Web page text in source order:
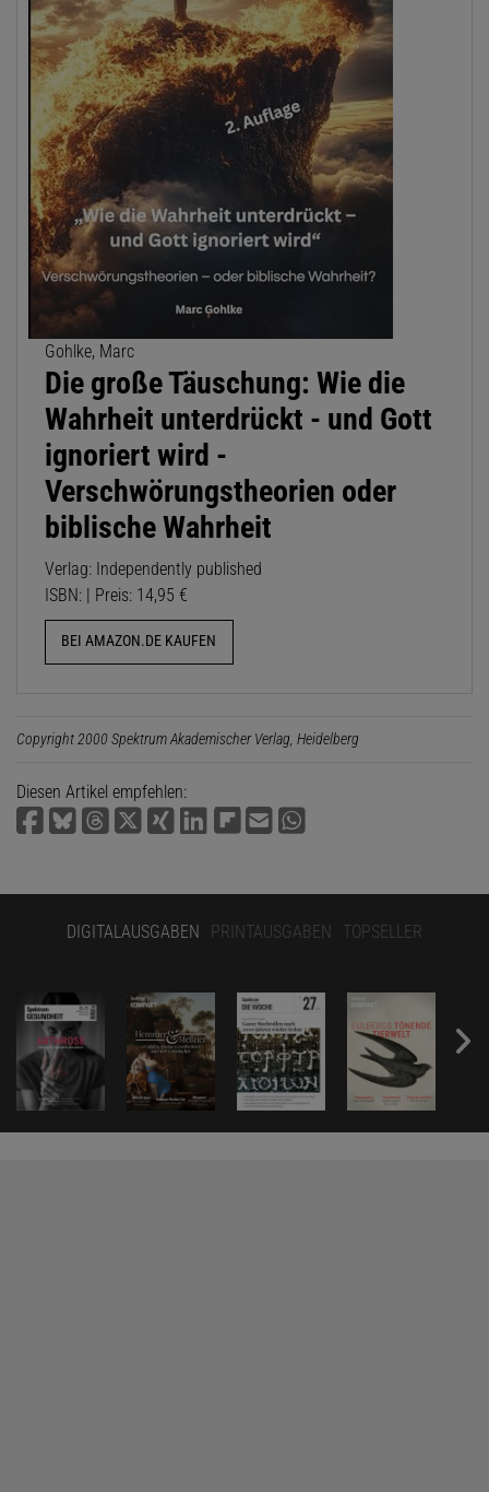
Gohlke, Marc
Die große Täuschung: Wie die
Wahrheit unterdrückt - und Gott
ignoriert wird -
Verschwörungstheorien oder
biblische Wahrheit
Verlag: Independently published
ISBN: | Preis: 14,95 €
BEI AMAZON.DE KAUFEN
Copyright 2000 Spektrum Akademischer Verlag, Heidelberg
Diesen Artikel empfehlen:
DIGITALAUSGABEN PRINTAUSGABEN TOPSELLER